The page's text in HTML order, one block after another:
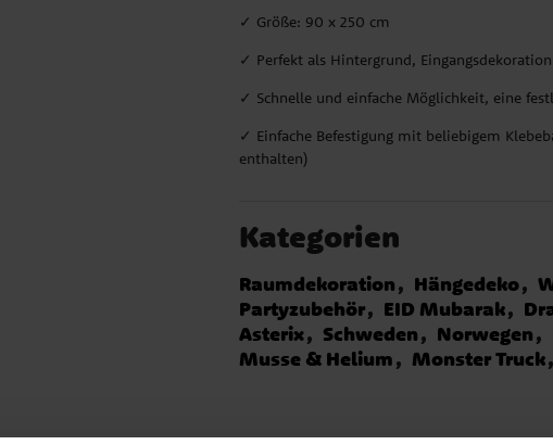
✓ Größe: 90 x 250 cm
✓ Perfekt als Hintergrund,
✓ Schnelle und einfache Möglichkeit, eine
✓ Einfache Befestigung mit beliebigem
enthalten)
Kategorien
Raumdekoration Hängedeko
Partyzubehör
EID Mubarak
Asterix
Schweden Norwegen
Musse & Helium
Monster Truck